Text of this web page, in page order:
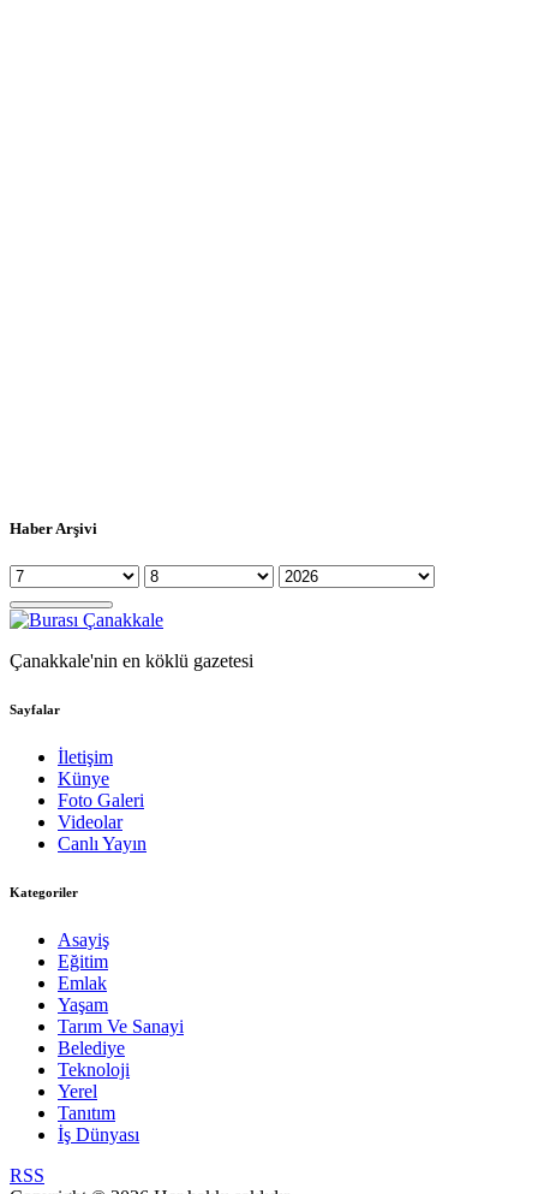
Haber Arşivi
Çanakkale'nin en köklü gazetesi
Sayfalar
İletişim
Künye
Foto Galeri
Videolar
Canlı Yayın
Kategoriler
Asayiş
Eğitim
Emlak
Yaşam
Tarım Ve Sanayi
Belediye
Teknoloji
Yerel
Tanıtım
İş Dünyası
RSS